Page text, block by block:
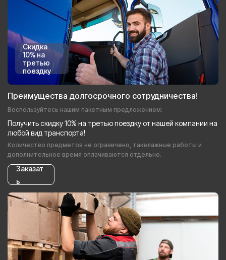
Скидка
10% на
третью
поездку
Преимущества долгосрочного сотрудничества!
Воспользуйтесь нашим пакетным предложением:
Получить скидку 10% на третью поездку от нашей компании на
любой вид транспорта!
Количество предметов не ограничено, такелажные работы и
дополнительное время оплачиваются отдельно.
Заказат
ь